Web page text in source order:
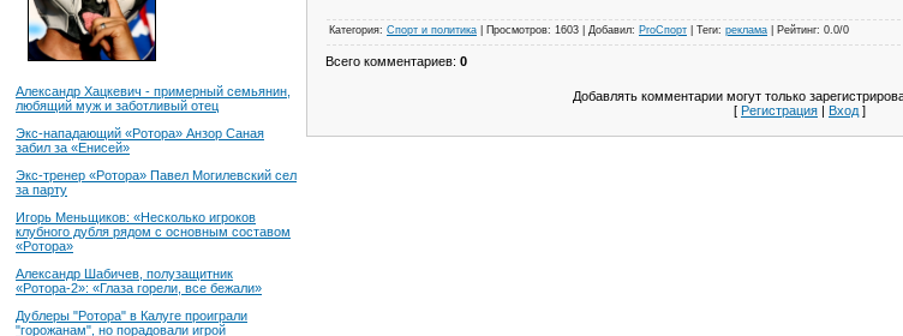
Александр Хацкевич - примерный семьянин,
любящий муж и заботливый отец
Экс-нападающий «Ротора» Анзор Саная
забил за «Енисей»
Экс-тренер «Ротора» Павел Могилевский сел
за парту
Игорь Меньщиков: «Несколько игроков
клубного дубля рядом с основным составом
«Ротора»
Александр Шабичев, полузащитник
«Ротора-2»: «Глаза горели, все бежали»
Дублеры "Ротора" в Калуге проиграли
"горожанам", но порадовали игрой
Категория: Спорт и политика Просмотров: 1603 | Добавил: ProСпорт Теги: реклама Рейтинг: 0.0/0
Всего комментариев: 0
Добавлять комментарии могут только
[ Регистрация | Вход ]